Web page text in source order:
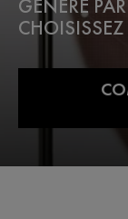
GÉNÉRÉ